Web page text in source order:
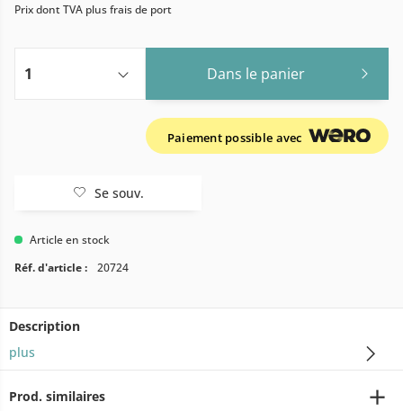
Prix dont TVA plus frais de port
Dans le panier
Paiement possible avec
Se souv.
Article en stock
Réf. d'article :
20724
Description
plus
Prod. similaires